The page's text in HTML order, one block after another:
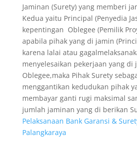
Jaminan (Surety) yang memberi
Kedua yaitu Principal (Penyedia
kepentingan Oblegee (Pemilik
apabila pihak yang di jamin
karena lalai atau
menyelesaikan pekerjaan yang di
Oblegee,maka Pihak Surety
menggantikan kedudukan pihak
membayar ganti rugi maksimal
jumlah jaminan yang di berikan
Pelaksanaan Bank Garansi &
Palangkaraya